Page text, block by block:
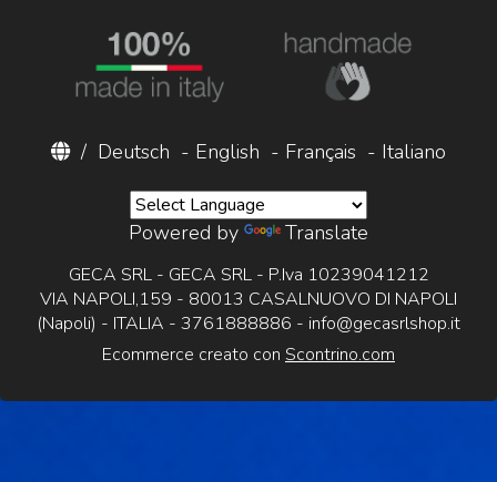
/ Deutsch - English - Français - Italiano
Powered by Translate
GECA SRL - GECA SRL - P.Iva 10239041212
VIA NAPOLI,159 - 80013 CASALNUOVO DI NAPOLI
(Napoli) - ITALIA - 3761888886 - info@gecasrlshop.it
Ecommerce creato con Scontrino.com